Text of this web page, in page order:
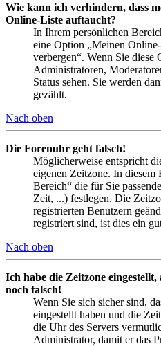
Wie kann ich verhindern, dass
Online-Liste auftaucht?
In Ihrem persönlichen
eine Option „Meinen
verbergen“. Wenn Sie diese
Administratoren,
Status sehen. Sie werden
gezählt.
Nach oben
Die Forenuhr geht falsch!
Möglicherweise entspricht
eigenen Zeitzone. In diesem
Bereich“ die für Sie
Zeit, ...) festlegen. Die
registrierten Benutzern
registriert sind, ist dies ein
Nach oben
Ich habe die Zeitzone
noch falsch!
Wenn Sie sich sicher sind,
eingestellt haben und die
die Uhr des Servers
Administrator, damit er das